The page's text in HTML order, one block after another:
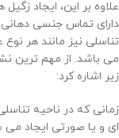
علاوه بر این، ایجاد
دارای تماس جنسی دهانی
تناسلی نیز مانند هر
می باشد. از مهم ترین
زیر اشاره کرد:
زمانی که در ناحیه
ای و یا صورتی ایجاد می